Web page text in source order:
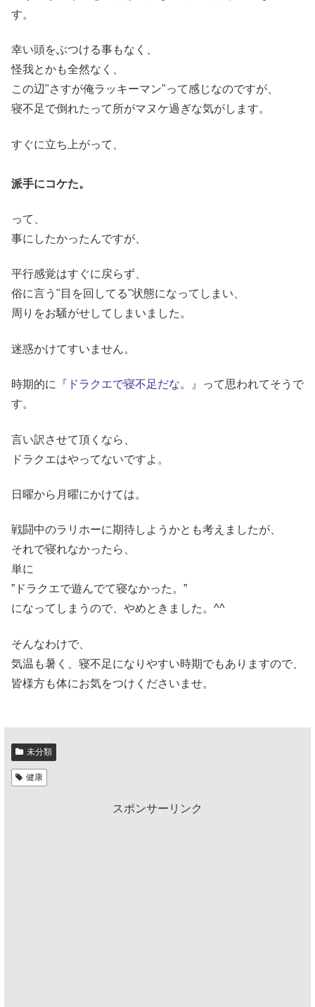
す。
幸い頭をぶつける事もなく、
怪我とかも全然なく、
この辺"さすが俺ラッキーマン"って感じなのですが、
寝不足で倒れたって所がマヌケ過ぎな気がします。
すぐに立ち上がって、
派手にコケた。
って、
事にしたかったんですが、
平行感覚はすぐに戻らず、
俗に言う"目を回してる"状態になってしまい、
周りをお騒がせしてしまいました。
迷惑かけてすいません。
時期的に 『ドラクエで寝不足だな。』
って思われてそうで
す。
言い訳させて頂くなら、
ドラクエはやってないですよ。
日曜から月曜にかけては。
戦闘中のラリホーに期待しようかとも考えましたが、
それで寝れなかったら、
単に
”ドラクエで遊んでて寝なかった。”
になってしまうので、やめときました。^^ゞ
そんなわけで、
気温も暑く、寝不足になりやすい時期でもありますので、
皆様方も体にお気をつけくださいませ。
未分類
健康
スポンサーリンク